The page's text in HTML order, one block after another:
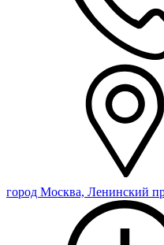
город Москва, Ленинский